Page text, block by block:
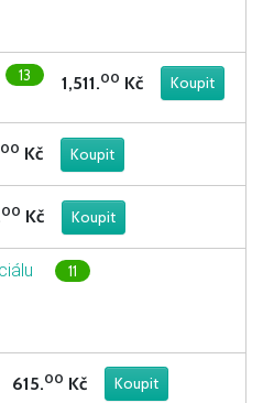
13 1,511.00 Kč
00 Kč
00 Kč
11
615.00 Kč